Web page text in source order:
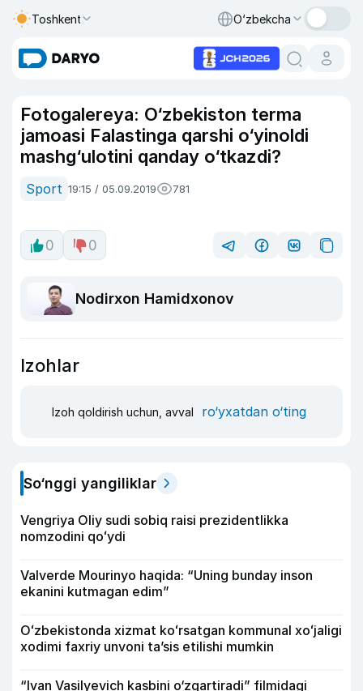
Toshkent O‘zbekcha
Fotogalereya: O‘zbekiston terma
jamoasi Falastinga qarshi o‘yinoldi
mashg‘ulotini qanday o‘tkazdi?
Sport 19:15 / 05.09.2019 781
0 0
Nodirxon Hamidxonov
Izohlar
Izoh qoldirish uchun, avval ro‘yxatdan o‘ting
So‘nggi yangiliklar
Vengriya Oliy sudi sobiq raisi prezidentlikka
nomzodini qoʻydi
Valverde Mourinyo haqida: “Uning bunday inson
ekanini kutmagan edim”
Oʻzbekistonda xizmat koʻrsatgan kommunal xoʻjaligi
xodimi faxriy unvoni taʼsis etilishi mumkin
“Ivan Vasilyevich kasbini o‘zgartiradi” filmidagi